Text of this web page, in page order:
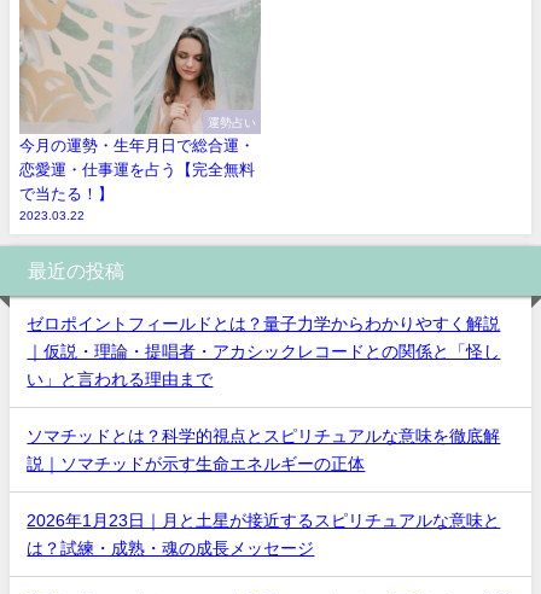
運勢占い
今月の運勢・生年月日で総合運・
恋愛運・仕事運を占う【完全無料
で当たる！】
2023.03.22
最近の投稿
ゼロポイントフィールドとは？量子力学からわかりやすく解説
｜仮説・理論・提唱者・アカシックレコードとの関係と「怪し
い」と言われる理由まで
ソマチッドとは？科学的視点とスピリチュアルな意味を徹底解
説｜ソマチッドが示す生命エネルギーの正体
2026年1月23日｜月と土星が接近するスピリチュアルな意味と
は？試練・成熟・魂の成長メッセージ